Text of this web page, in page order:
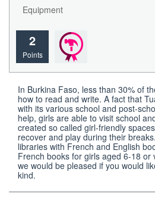
Equipment
2
Points
In Burkina Faso, less than 30% of
how to read and write. A fact that
with its various school and post-
help, girls are able to visit school
created so called girl-friendly
recover and play during their
libraries with French and English
French books for girls aged 6-18 or
we would be pleased if you would
kind.